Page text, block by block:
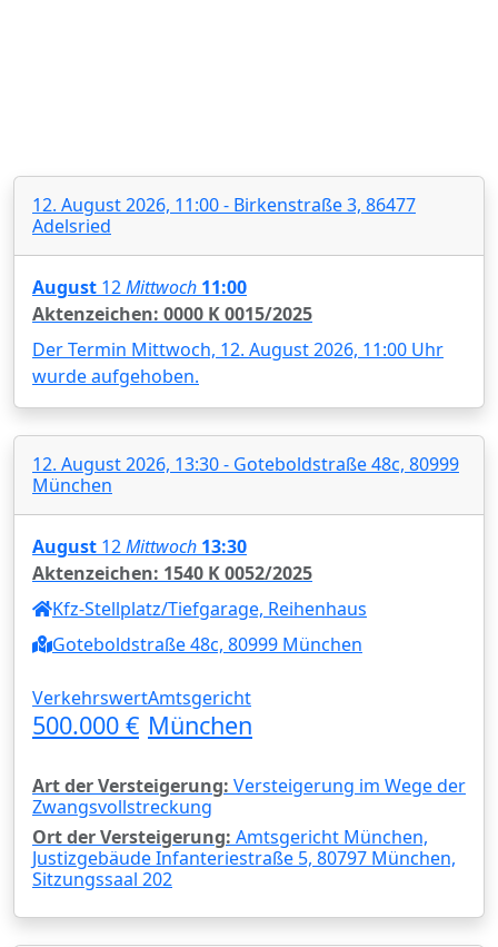
12. August 2026, 11:00 - Birkenstraße 3, 86477
Adelsried
August 12Mittwoch 11:00
Aktenzeichen: 0000 K 0015/2025
Der Termin Mittwoch, 12. August 2026, 11:00 Uhr
wurde aufgehoben.
12. August 2026, 13:30 - Goteboldstraße 48c, 80999
München
August 12Mittwoch 13:30
Aktenzeichen: 1540 K 0052/2025
Kfz-Stellplatz/Tiefgarage, Reihenhaus
Goteboldstraße 48c, 80999 München
Verkehrswert
500.000 €
Amtsgericht
München
Art der Versteigerung: Versteigerung im Wege der
Zwangsvollstreckung
Ort der Versteigerung: Amtsgericht München,
Justizgebäude Infanteriestraße 5, 80797 München,
Sitzungssaal 202